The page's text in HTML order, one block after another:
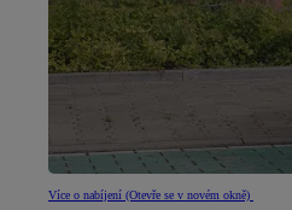
Více o nabíjení (Otevře se v novém okně)